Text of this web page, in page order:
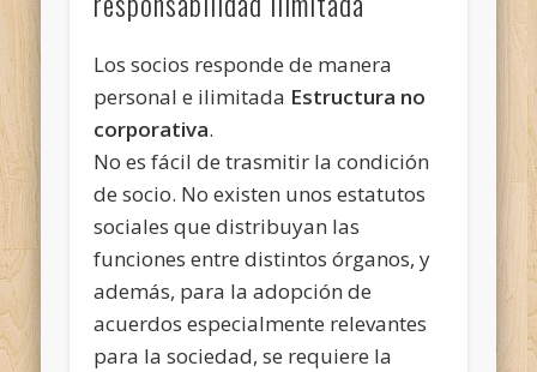
Los socios responde de manera
personal e ilimitada Estructura no
corporativa.
No es fácil de trasmitir la condición
de socio. No existen unos estatutos
sociales que distribuyan las
funciones entre distintos órganos, y
además, para la adopción de
acuerdos especialmente relevantes
para la sociedad, se requiere la